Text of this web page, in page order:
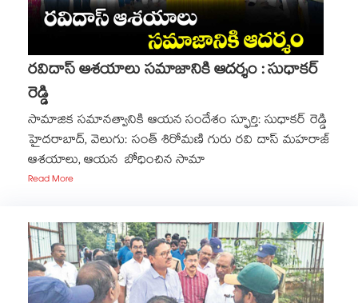
రవిదాస్ ఆశయాలు సమాజానికి ఆదర్శం : సుధాకర్
రెడ్డి
సామాజిక సమానత్వానికి ఆయన సందేశం స్ఫూర్తి: సుధాకర్ రెడ్డి
హైదరాబాద్, వెలుగు: సంత్ శిరోమణి గురు రవి దాస్ మహరాజ్
ఆశయాలు, ఆయన బోధించిన సామా
Read More